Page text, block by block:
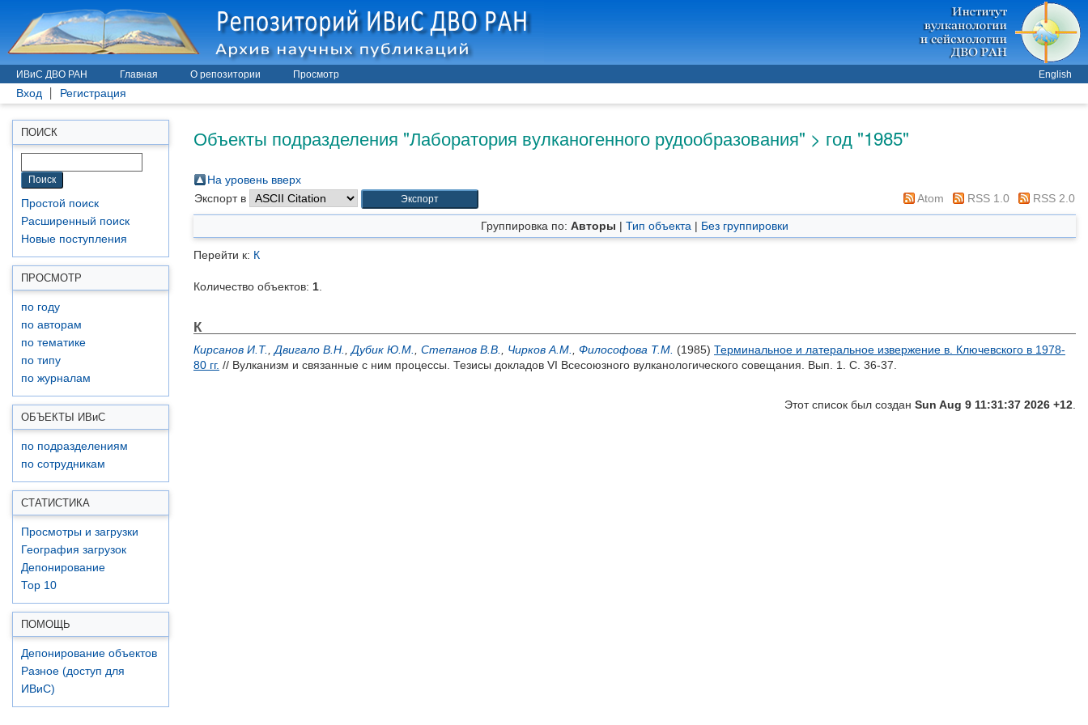
ИВиС ДВО РАН Главная О репозитории Просмотр English
Вход Регистрация
ПОИСК
Простой поиск
Расширенный поиск
Новые поступления
ПРОСМОТР
по году
по авторам
по тематике
по типу
по журналам
ОБЪЕКТЫ ИВиС
по подразделениям
по сотрудникам
СТАТИСТИКА
Просмотры и загрузки
География загрузок
Депонирование
Top 10
ПОМОЩЬ
Депонирование объектов
Разное (доступ для
ИВиС)
Объекты подразделения "Лаборатория вулканогенного рудообразования" > год "1985"
На уровень вверх
Экспорт в
Atom RSS 1.0 RSS 2.0
Группировка по: Авторы | Тип объекта | Без группировки
Перейти к: К
Количество объектов: 1
К
Кирсанов И.Т. Двигало В.Н. Дубик Ю.М. Степанов В.В. Чирков А.М. Философова Т.М. (1985) Терминальное и латеральное извержение в. Ключевского в 1978-
80 гг. // Вулканизм и связанные с ним процессы. Тезисы докладов VI Всесоюзного вулканологического совещания. Вып. 1. С. 36-37.
Этот список был создан Sun Aug 9 11:31:37 2026 +12